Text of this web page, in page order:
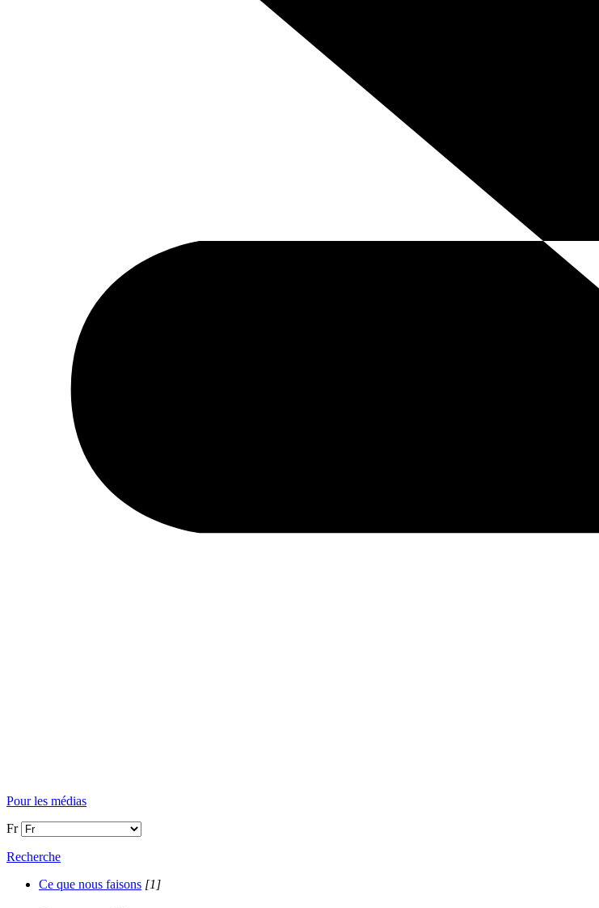
Pour les médias
Fr
Recherche
Ce que nous faisons [1]